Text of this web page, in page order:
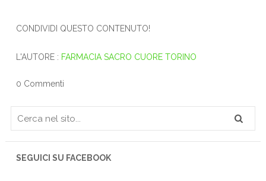
CONDIVIDI QUESTO CONTENUTO!
L'AUTORE : FARMACIA SACRO CUORE TORINO
0 Commenti
SEGUICI SU FACEBOOK